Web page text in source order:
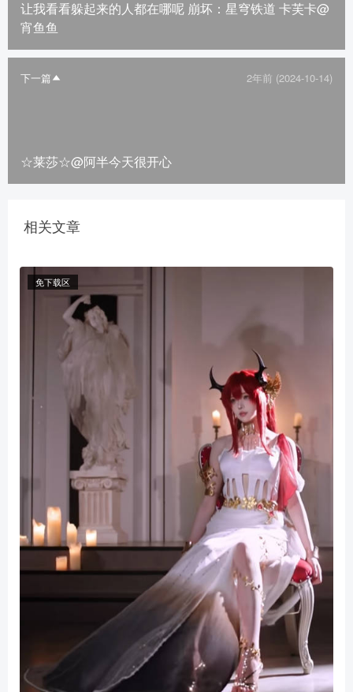
让我看看躲起来的人都在哪呢 崩坏：星穹铁道 卡芙卡@
宵鱼鱼
下一篇 2年前 (2024-10-14)
☆莱莎☆@阿半今天很开心
相关文章
免下载区